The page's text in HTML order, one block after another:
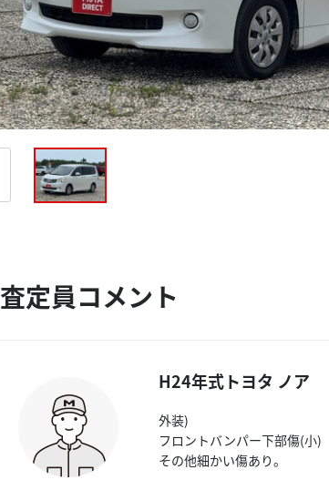
査定員コメント
H24年式トヨタ ノア
外装)
フロントバンパー下部傷(小)
その他細かい傷あり。